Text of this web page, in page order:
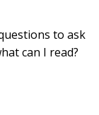
to ask
can I read?